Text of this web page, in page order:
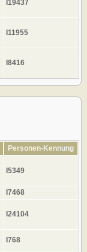
I19437
I11955
I8416
Personen-Kennung
I5349
I7468
I24104
I768